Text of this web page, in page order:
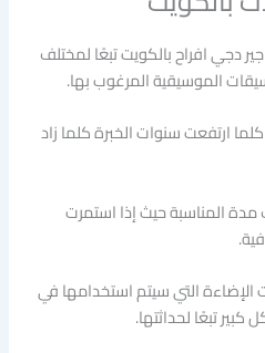
دجي افراح بالكويت تبعًا لمختلف
الموسيقية المرغوب بها.
ارتفعت سنوات الخبرة كلما زاد
مدة المناسبة حيث إذا استمرت
التي سيتم استخدامها في
تبعًا لحداثتها.